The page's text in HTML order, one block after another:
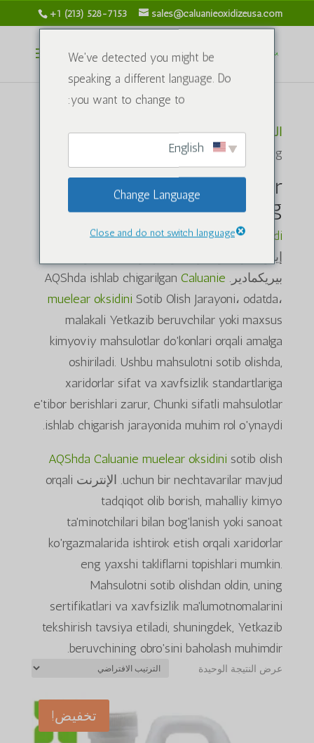
+1 (213) 528-7153 sales@caluanieoxidizeusa.com
الرئيسية
/ منتجات تحت الوسم “Caluanie
muelear oksidlanishini sotib oling”
Caluanie muelear
oksidlanishini sotib oling
Caluanie muelear oksidi، مصنع ومختبر
إيلوفالاري أوتشون موهيم بولجان كيميوفي
بيريكمادير. AQShda ishlab chigarilgan Caluanie
muelear oksidini Sotib Olish Jarayoni، odatda،
malakali Yetkazib beruvchilar yoki maxsus
kimyoviy mahsulotlar do'konlari orqali amalga
oshiriladi. Ushbu mahsulotni sotib olishda,
xaridorlar sifat va xavfsizlik standartlariga
e'tibor berishlari zarur, Chunki sifatli mahsulotlar
ishlab chigarish jarayonida muhim rol o'ynaydi.
AQShda Caluanie muelear oksidini sotib olish
uchun bir nechtavarilar mavjud. الإنترنت orqali
tadqiqot olib borish, mahalliy kimyo
ta'minotchilari bilan bog'lanish yoki sanoat
ko'rgazmalarida ishtirok etish orqali xaridorlar
eng yaxshi takliflarni topishlari mumkin.
Mahsulotni sotib olishdan oldin, uning
sertifikatlari va xavfsizlik ma'lumotnomalarini
tekshirish tavsiya etiladi, shuningdek, Yetkazib
beruvchining obro'sini baholash muhimdir.
عرض النتيجة الوحيدة
تخفيض!
We've detected you might be
speaking a different language. Do
you want to change to:
Change Language
Close and do not switch language